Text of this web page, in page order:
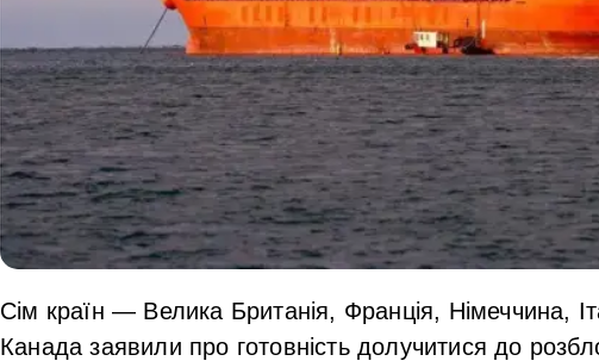
Сім країн — Велика Британія, Франція, Німеччина,
Канада заявили про готовність долучитися до